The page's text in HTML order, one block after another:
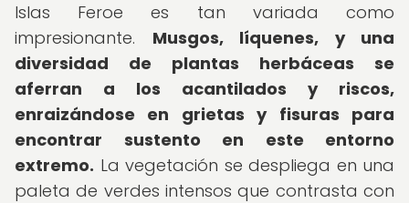
Islas Feroe es tan variada como
impresionante. Musgos, líquenes, y una
diversidad de plantas herbáceas se
aferran a los acantilados y riscos,
enraizándose en grietas y fisuras para
encontrar sustento en este entorno
extremo. La vegetación se despliega en una
paleta de verdes intensos que contrasta con